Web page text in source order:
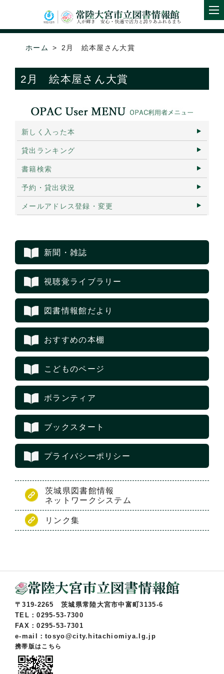
ホーム 2月 絵本屋さん大賞
2月 絵本屋さん大賞
新しく入った本
貸出ランキング
書籍検索
予約・貸出状況
メールアドレス登録・変更
新聞・雑誌
視聴覚ライブラリー
図書情報館だより
おすすめの本棚
こどものページ
ボランティア
ブックスタート
プライバシーポリシー
茨城県図書館情報
ネットワークシステム
リンク集
〒319-2265 茨城県常陸大宮市中富町3135-6
TEL：0295-53-7300
FAX：0295-53-7301
e-mail：tosyo@city.hitachiomiya.lg.jp
携帯版はこちら